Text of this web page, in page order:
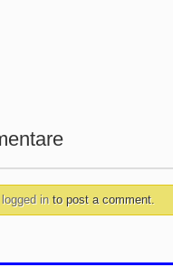
logged in to post a comment.